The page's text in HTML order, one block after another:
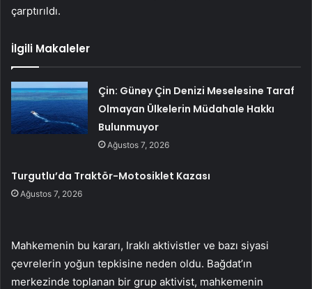
çarptırıldı.
İlgili Makaleler
Çin: Güney Çin Denizi Meselesine Taraf
Olmayan Ülkelerin Müdahale Hakkı
Bulunmuyor
Ağustos 7, 2026
Turgutlu’da Traktör-Motosiklet Kazası
Ağustos 7, 2026
Mahkemenin bu kararı, Iraklı aktivistler ve bazı siyasi
çevrelerin yoğun tepkisine neden oldu. Bağdat’ın
merkezinde toplanan bir grup aktivist, mahkemenin